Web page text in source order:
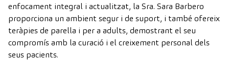
enfocament integral i actualitzat, la Sra. Sara Barbero
proporciona un ambient segur i de suport, i també ofereix
teràpies de parella i per a adults, demostrant el seu
compromís amb la curació i el creixement personal dels
seus pacients.